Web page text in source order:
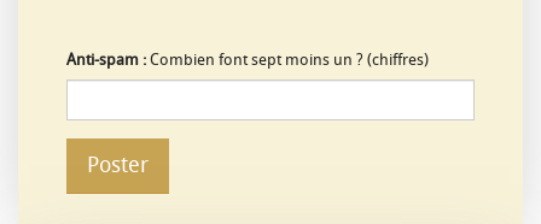
Anti-spam : Combien font sept moins un ? (chiffres)
Poster